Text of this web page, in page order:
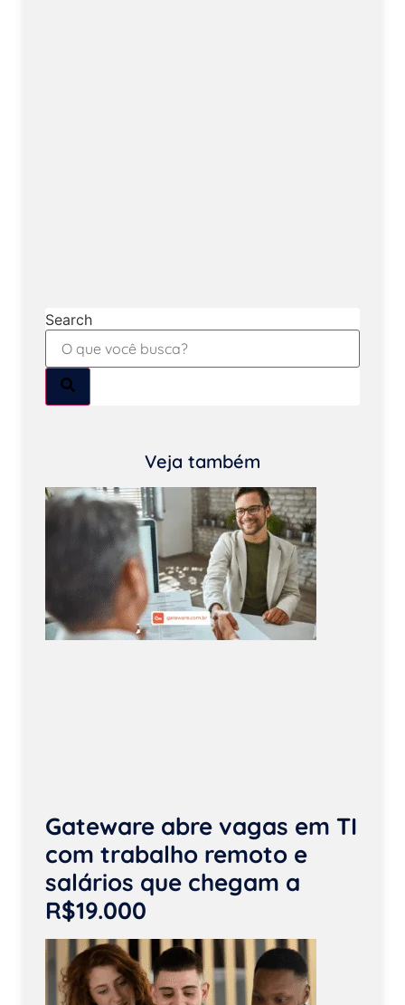
Search
Veja também
Gateware abre vagas em TI
com trabalho remoto e
salários que chegam a
R$19.000